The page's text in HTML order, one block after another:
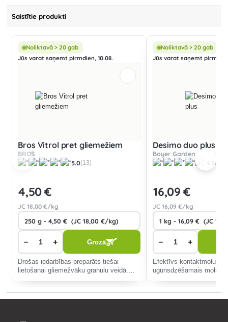
plankumiem parādās vēlāk, bieži
vien aizsedzot patieso slimības
Saistītie produkti
Noliktavā > 20 gab
Jūs varat saņemt pirmdien, 10.08.
Bros Vitrol pret gliemežiem
BROS
5.0(13)
4,50 €
JC18,00 €/kg
− + Grozā
Drošas iedarbības preparāts tiešai
lietošanai gliemežvāku granulu veidā.
Noliktavā > 20 gab
Jūs varat saņemt
Desimo duo plus
Bayer Garden
(25)
16,09 €
JC16,09 €/kg
− +
Efektīvs
ugunsdzēšamais